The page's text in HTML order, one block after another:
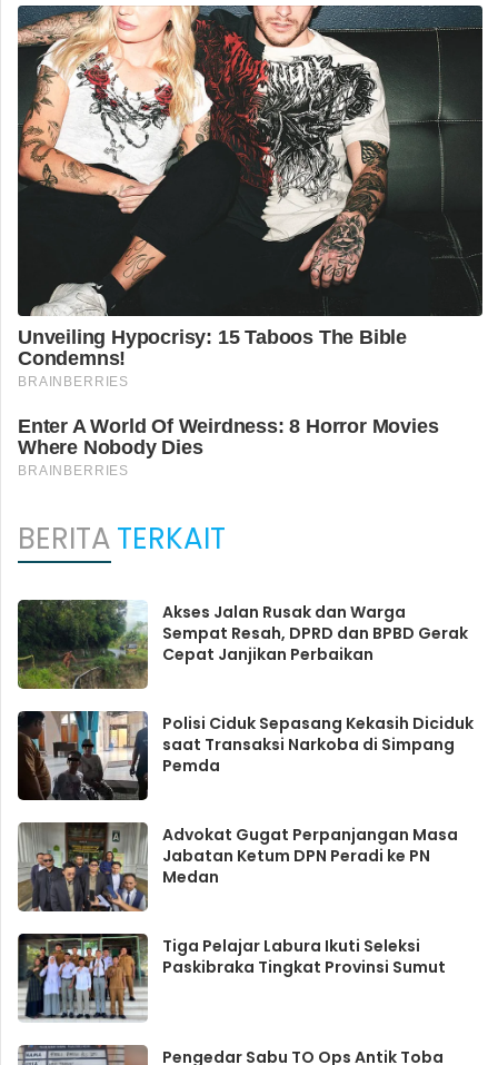
BERITATERKAIT
Akses Jalan Rusak dan Warga
Sempat Resah, DPRD dan BPBD Gerak
Cepat Janjikan Perbaikan
Polisi Ciduk Sepasang Kekasih Diciduk
saat Transaksi Narkoba di Simpang
Pemda
Advokat Gugat Perpanjangan Masa
Jabatan Ketum DPN Peradi ke PN
Medan
Tiga Pelajar Labura Ikuti Seleksi
Paskibraka Tingkat Provinsi Sumut
Pengedar Sabu TO Ops Antik Toba